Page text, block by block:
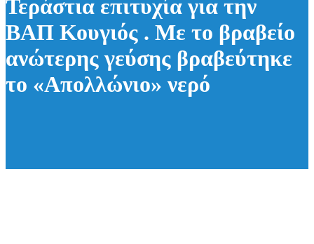
Τεράστια επιτυχία για την
ΒΑΠ Κουγιός . Με το βραβείο
ανώτερης γεύσης βραβεύτηκε
το «Απολλώνιο» νερό